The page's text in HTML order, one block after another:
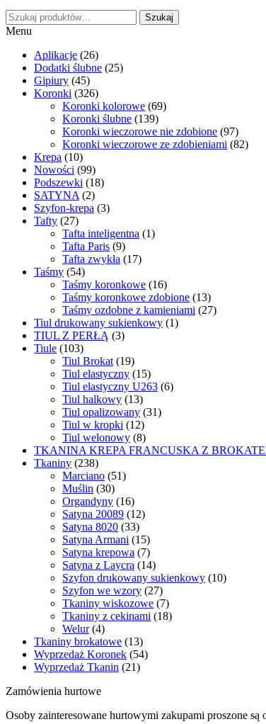
Szukaj: Szukaj
Menu
Aplikacje (26)
Dodatki ślubne (25)
Gipiury (45)
Koronki (326)
Koronki kolorowe (69)
Koronki ślubne (139)
Koronki wieczorowe nie zdobione (97)
Koronki wieczorowe ze zdobieniami (82)
Krepa (10)
Nowości (99)
Podszewki (18)
SATYNA (2)
Szyfon-krepa (3)
Tafty (27)
Tafta inteligentna (1)
Tafta Paris (9)
Tafta zwykła (17)
Taśmy (54)
Taśmy koronkowe (16)
Taśmy koronkowe zdobione (13)
Taśmy ozdobne z kamieniami (27)
Tiul drukowany sukienkowy (1)
TIUL Z PERŁĄ (3)
Tiule (103)
Tiul Brokat (19)
Tiul elastyczny (15)
Tiul elastyczny U263 (6)
Tiul halkowy (13)
Tiul opalizowany (31)
Tiul w kropki (12)
Tiul welonowy (8)
TKANINA KREPA FRANCUSKA Z
Tkaniny (238)
Marciano (51)
Muślin (30)
Organdyny (16)
Satyna 20089 (12)
Satyna 8020 (33)
Satyna Armani (15)
Satyna krepowa (7)
Satyna z Laycrą (14)
Szyfon drukowany sukienkowy (10)
Szyfon we wzory (27)
Tkaniny wiskozowe (7)
Tkaniny z cekinami (18)
Welur (4)
Tkaniny brokatowe (13)
Wyprzedaż Koronek (54)
Wyprzedaż Tkanin (21)
Zamówienia hurtowe
Osoby zainteresowane hurtowymi zakupami proszone